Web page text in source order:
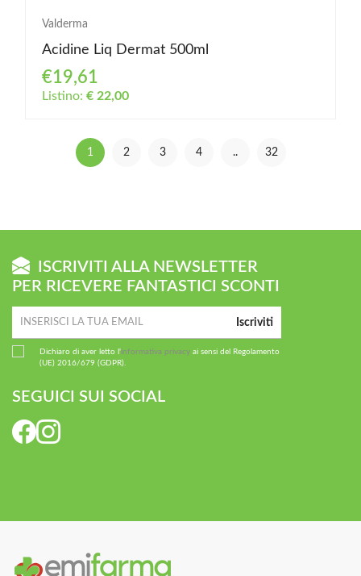
Valderma
Acidine Liq Dermat 500ml
€19,61
Listino: € 22,00
1 2 3 4 .. 32
ISCRIVITI ALLA NEWSLETTER
PER RICEVERE FANTASTICI SCONTI
Iscriviti
Dichiaro di aver letto l'informativa privacy ai sensi del Regolamento
(UE) 2016/679 (GDPR).
SEGUICI SUI SOCIAL